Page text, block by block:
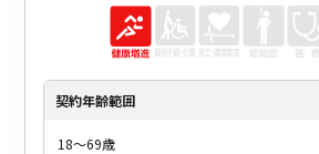
契約年齢範囲
18～69歳